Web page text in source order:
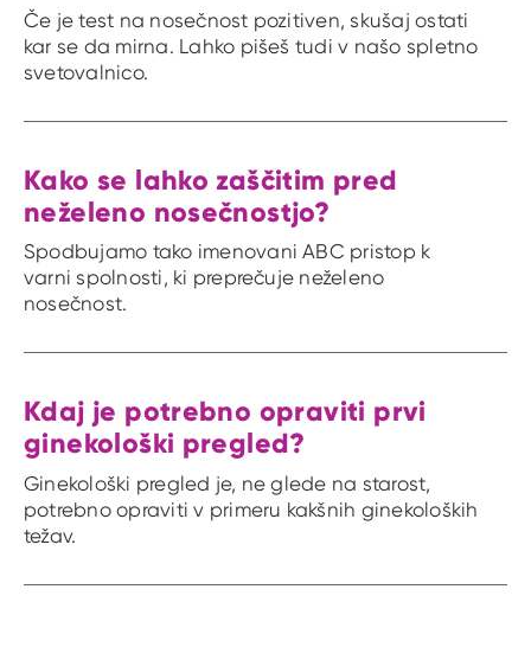
Če je test na nosečnost pozitiven, skušaj ostati
kar se da mirna. Lahko pišeš tudi v našo spletno
svetovalnico.
Kako se lahko zaščitim pred
neželeno nosečnostjo?
Spodbujamo tako imenovani ABC pristop k
varni spolnosti, ki preprečuje neželeno
nosečnost.
Kdaj je potrebno opraviti prvi
ginekološki pregled?
Ginekološki pregled je, ne glede na starost,
potrebno opraviti v primeru kakšnih ginekoloških
težav.